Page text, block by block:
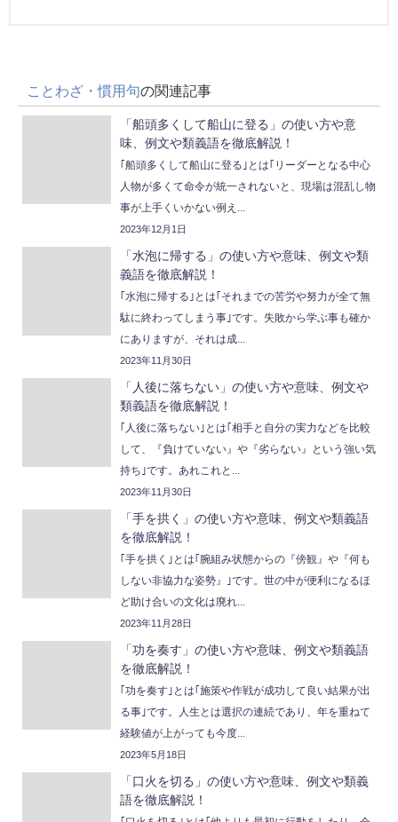
ことわざ・慣用句の関連記事
「船頭多くして船山に登る」の使い方や意
味、例文や類義語を徹底解説！
｢船頭多くして船山に登る｣とは｢リーダーとなる中心
人物が多くて命令が統一されないと、現場は混乱し物
事が上手くいかない例え...
2023年12月1日
「水泡に帰する」の使い方や意味、例文や類
義語を徹底解説！
｢水泡に帰する｣とは｢それまでの苦労や努力が全て無
駄に終わってしまう事｣です。失敗から学ぶ事も確か
にありますが、それは成...
2023年11月30日
「人後に落ちない」の使い方や意味、例文や
類義語を徹底解説！
｢人後に落ちない｣とは｢相手と自分の実力などを比較
して、『負けていない』や『劣らない』という強い気
持ち｣です。あれこれと...
2023年11月30日
「手を拱く」の使い方や意味、例文や類義語
を徹底解説！
｢手を拱く｣とは｢腕組み状態からの『傍観』や『何も
しない非協力な姿勢』｣です。世の中が便利になるほ
ど助け合いの文化は廃れ...
2023年11月28日
「功を奏す」の使い方や意味、例文や類義語
を徹底解説！
｢功を奏す｣とは｢施策や作戦が成功して良い結果が出
る事｣です。人生とは選択の連続であり、年を重ねて
経験値が上がっても今度...
2023年5月18日
「口火を切る」の使い方や意味、例文や類義
語を徹底解説！